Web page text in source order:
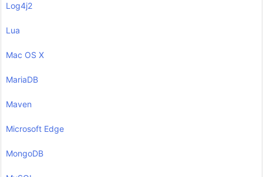
Log4j2
Lua
Mac OS X
MariaDB
Maven
Microsoft Edge
MongoDB